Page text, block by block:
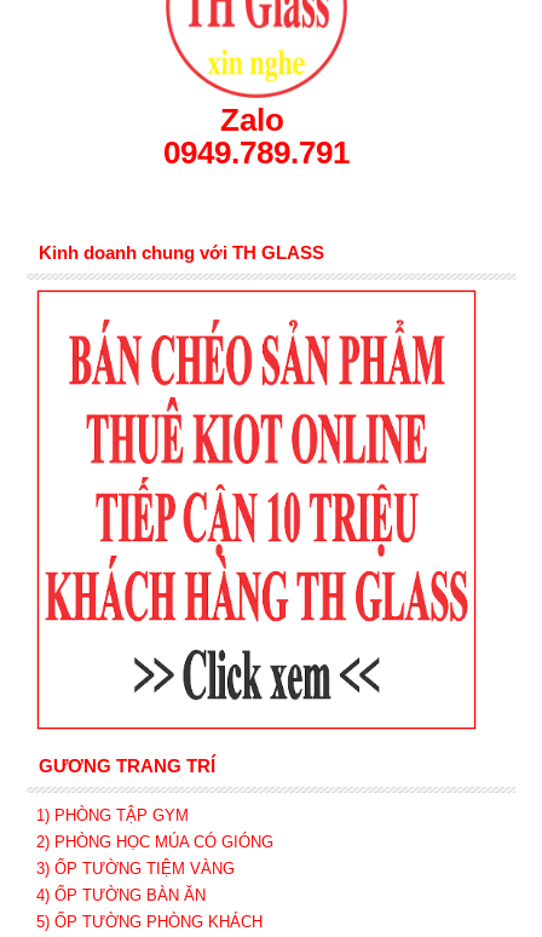
Zalo
0949.789.791
Kinh doanh chung với TH GLASS
GƯƠNG TRANG TRÍ
1) PHÒNG TẬP GYM
2) PHÒNG HỌC MÚA CÓ GIÓNG
3) ỐP TƯỜNG TIỆM VÀNG
4) ỐP TƯỜNG BÀN ĂN
5) ỐP TƯỜNG PHÒNG KHÁCH